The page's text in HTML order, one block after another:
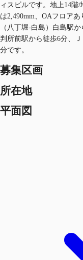
ィスビルです。地上14階
は2,490mm、OAフロア
（八丁堀-白島）白島駅
判所前駅から徒歩6分、
分です。
募集区画
所在地
平面図